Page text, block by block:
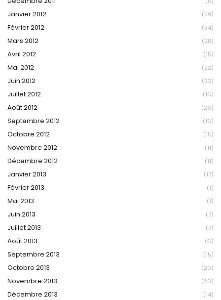
Janvier 2012 (49)
Février 2012 (34)
Mars 2012 (28)
Avril 2012 (15)
Mai 2012 (22)
Juin 2012 (23)
Juillet 2012 (16)
Août 2012 (26)
Septembre 2012 (16)
Octobre 2012 (15)
Novembre 2012 (11)
Décembre 2012 (11)
Janvier 2013 (17)
Février 2013 (1)
Mai 2013 (1)
Juin 2013 (7)
Juillet 2013 (7)
Août 2013 (6)
Septembre 2013 (15)
Octobre 2013 (20)
Novembre 2013 (20)
Décembre 2013 (14)